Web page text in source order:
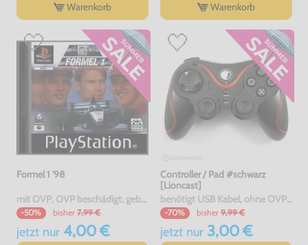
Warenkorb Warenkorb
Formel 1 '98
mit OVP, OVP beschädigt, gebraucht
-50% bisher 7,99 €
jetzt nur4,00 €
Controller / Pad #schwarz
[Lioncast]
benötigt USB Kabel, ohne OVP, NEU
-70% bisher 9,99 €
jetzt nur3,00 €